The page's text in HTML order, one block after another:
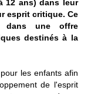
12 ans) dans leur
esprit critique. Ce
dans une offre
destinés à la
les enfants afin
de l'esprit